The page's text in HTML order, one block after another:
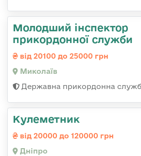
Молодший інспектор
прикордонної служби
від 20100 до 25000 грн
Миколаїв
Державна прикордонна
Кулеметник
від 20000 до 120000 грн
Дніпро